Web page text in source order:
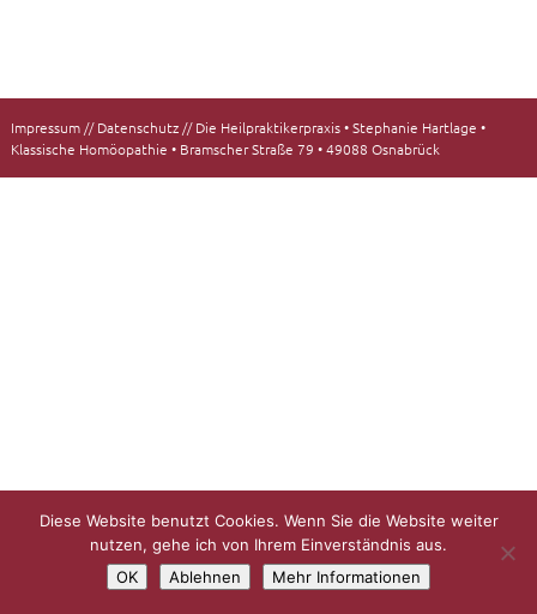
Impressum//Datenschutz// Die Heilpraktikerpraxis • Stephanie Hartlage •
Klassische Homöopathie • Bramscher Straße 79 • 49088 Osnabrück
Diese Website benutzt Cookies. Wenn Sie die Website weiter
nutzen, gehe ich von Ihrem Einverständnis aus.
OK
Ablehnen Mehr Informationen